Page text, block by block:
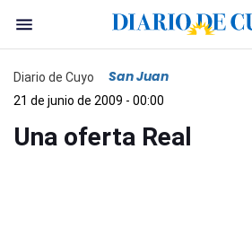
Diario de Cuyo San Juan
21 de junio de 2009 - 00:00
Una oferta Real